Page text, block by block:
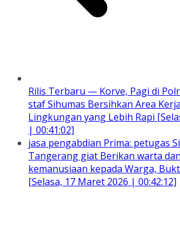
Rilis Terbaru — Korve, Pagi di
staf Sihumas Bersihkan Area
Lingkungan yang Lebih Rapi
| 00:41:02]
jasa pengabdian Prima: petugas
Tangerang giat Berikan warta
kemanusiaan kepada Warga,
[Selasa, 17 Maret 2026 | 00:42:12]